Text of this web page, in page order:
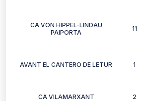
CA VON HIPPEL-LINDAU
PAIPORTA
11
AVANT EL CANTERO DE LETUR 1
CA VILAMARXANT 2